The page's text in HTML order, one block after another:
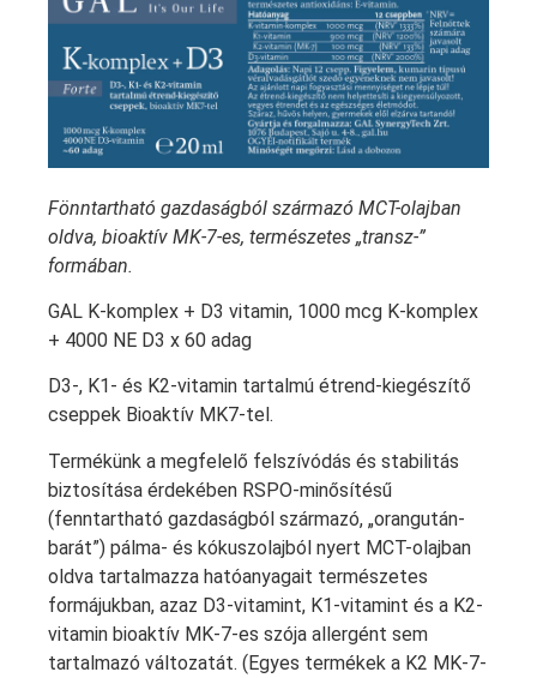
Fönntartható gazdaságból származó MCT-olajban
oldva, bioaktív MK-7-es, természetes „transz-”
formában.
GAL K-komplex + D3 vitamin, 1000 mcg K-komplex
+ 4000 NE D3 x 60 adag
D3-, K1- és K2-vitamin tartalmú étrend-kiegészítő
cseppek Bioaktív MK7-tel.
Termékünk a megfelelő felszívódás és stabilitás
biztosítása érdekében RSPO-minősítésű
(fenntartható gazdaságból származó, „orangután-
barát”) pálma- és kókuszolajból nyert MCT-olajban
oldva tartalmazza hatóanyagait természetes
formájukban, azaz D3-vitamint, K1-vitamint és a K2-
vitamin bioaktív MK-7-es szója allergént sem
tartalmazó változatát. (Egyes termékek a K2 MK-7-